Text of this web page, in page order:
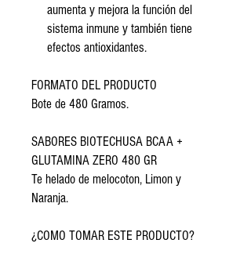
aumenta y mejora la función del
sistema inmune y también tiene
efectos antioxidantes.
FORMATO DEL PRODUCTO
Bote de 480 Gramos.
SABORES BIOTECHUSA BCAA +
GLUTAMINA ZERO 480 GR
Te helado de melocoton, Limon y
Naranja.
¿COMO TOMAR ESTE PRODUCTO?